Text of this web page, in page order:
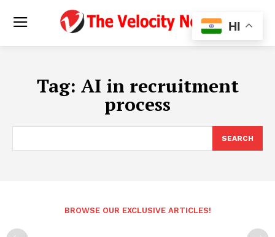
Tag: AI in recruitment
process
SEARCH
BROWSE OUR EXCLUSIVE ARTICLES!
HI